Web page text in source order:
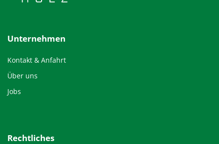
Unternehmen
Kontakt & Anfahrt
Über uns
Jobs
Rechtliches